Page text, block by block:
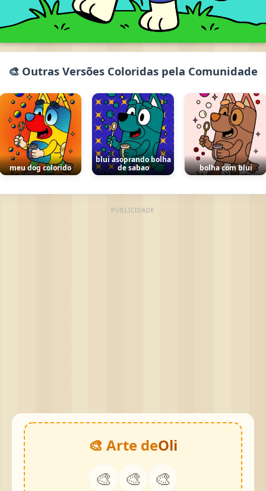
🎨 Outras Versões Coloridas pela Comunidade
meu dog colorido
blui asoprando bolha
de sabao
bolha com blui
PUBLICIDADE
🎨 Arte deOli
🎨 🎨 🎨